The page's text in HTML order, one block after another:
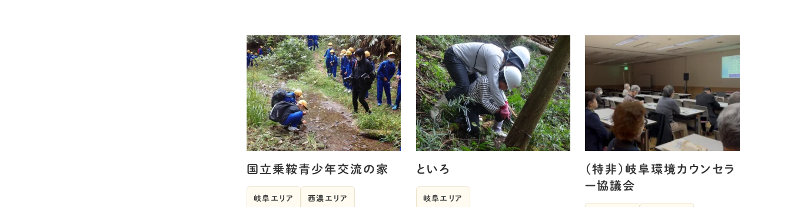
国立乗鞍青少年交流の家
岐阜エリア 西濃エリア
といろ
岐阜エリア
（特非）岐阜環境カウンセラ
ー協議会